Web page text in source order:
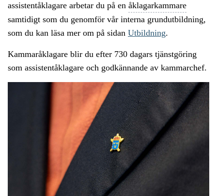
assistentåklagare arbetar du på en åklagarkammare
samtidigt som du genomför vår interna grundutbildning,
som du kan läsa mer om på sidan Utbildning.
Kammaråklagare blir du efter 730 dagars tjänstgöring
som assistentåklagare och godkännande av kammarchef.